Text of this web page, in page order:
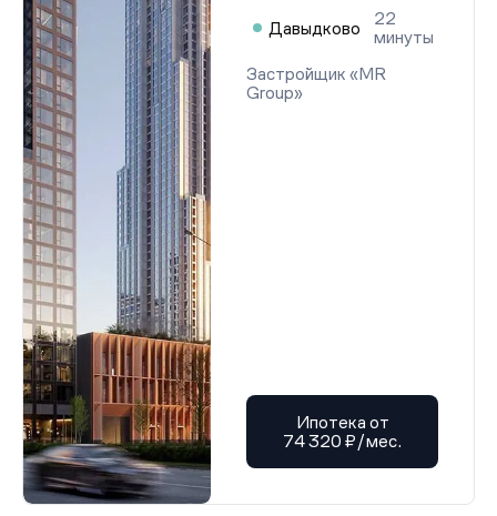
Давыдково
22
минуты
Застройщик «MR
Group»
Ипотека от
74 320 ₽/мес.